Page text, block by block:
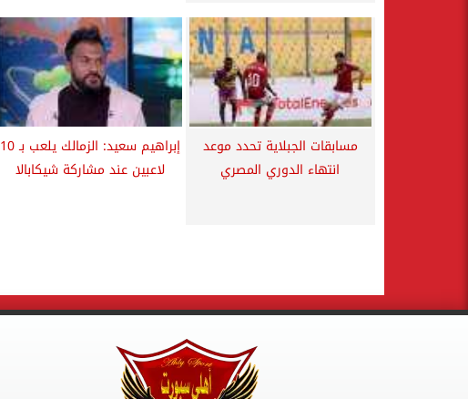
مسابقات الجبلاية تحدد موعد
انتهاء الدوري المصري
إبراهيم سعيد: الزمالك يلعب بـ 10
لاعبين عند مشاركة شيكابالا